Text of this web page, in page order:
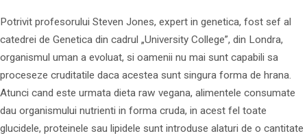
Potrivit profesorului Steven Jones, expert in genetica, fost sef al
catedrei de Genetica din cadrul „University College”, din Londra,
organismul uman a evoluat, si oamenii nu mai sunt capabili sa
proceseze cruditatile daca acestea sunt singura forma de hrana.
Atunci cand este urmata dieta raw vegana, alimentele consumate
dau organismului nutrienti in forma cruda, in acest fel toate
glucidele, proteinele sau lipidele sunt introduse alaturi de o cantitate